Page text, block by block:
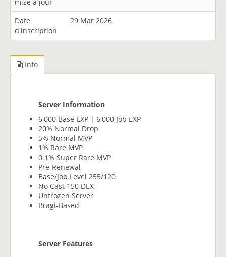
Date
d'inscription
29 Mar 2026
Info
Server Information
6,000 Base EXP | 6,000 Job EXP
20% Normal Drop
5% Normal MVP
1% Rare MVP
0.1% Super Rare MVP
Pre-Renewal
Base/Job Level 255/120
No Cast 150 DEX
Unfrozen Server
Bragi-Based
Server Features